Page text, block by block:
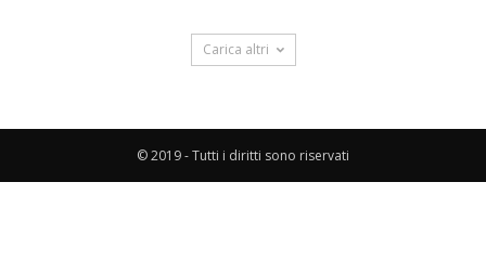
Carica altri
© 2019 - Tutti i diritti sono riservati